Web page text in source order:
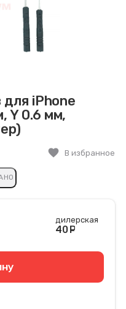
iPhone
Y 0.6 мм,
favorite В избранное
дилерская
40